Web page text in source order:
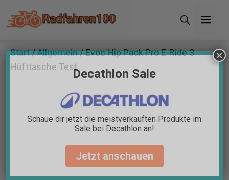
Inhalt
Start/Allgemein/ Evoc Hip Pack Pro E-Ride 3
Hüfttasche TestDecathlon Sale
Schaue dir jetzt die meistverkauften Produkte im
Sale bei Decathlon an!
Jetzt anschauen
×